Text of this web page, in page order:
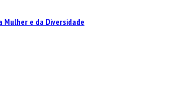
Mulher e da Diversidade